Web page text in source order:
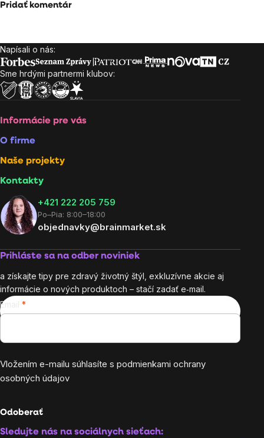
Pridať komentár
Zápätie
Napísali o nás:
Sme hrdými partnermi klubov:
Informácie pre vás
O firme
Naše projekty
Kontakty
+421 222 205 759
Po–Pia: 8:00–18:00
objednavky@brainmarket.sk
Prihláste sa na odber noviniek
a získajte tipy pre zdravý životný štýl, exkluzívne akcie aj
informácie o nových produktoch – stačí zadať e‑mail.
Email
Vložením e-mailu súhlasíte s podmienkami ochrany
osobných údajov
Odoberať
Sledujte nás na sociálnych sieťach: